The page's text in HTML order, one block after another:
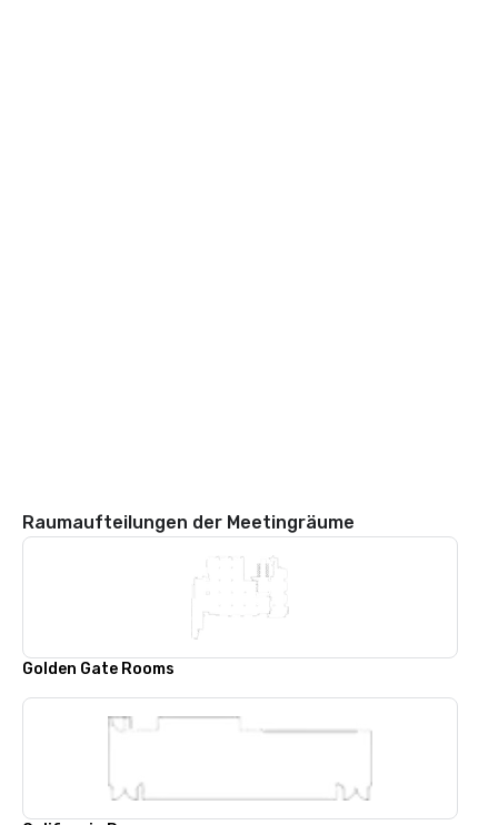
Raumaufteilungen der Meetingräume
Golden Gate Rooms